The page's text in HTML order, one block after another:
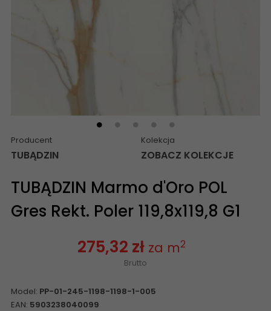
Producent
TUBĄDZIN
Kolekcja
ZOBACZ KOLEKCJE
TUBĄDZIN Marmo d'Oro POL
Gres Rekt. Poler 119,8x119,8 G1
275,32 zł za m2
Brutto
Model: PP-01-245-1198-1198-1-005
EAN: 5903238040099